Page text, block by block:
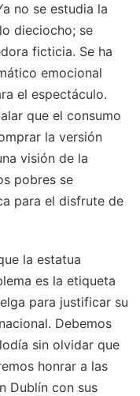
no se estudia la
dieciocho; se
ficticia. Se ha
emocional
el espectáculo.
que el consumo
la versión
visión de la
pobres se
para el disfrute de
la estatua
es la etiqueta
para justificar su
Debemos
sin olvidar que
honrar a las
Dublín con sus